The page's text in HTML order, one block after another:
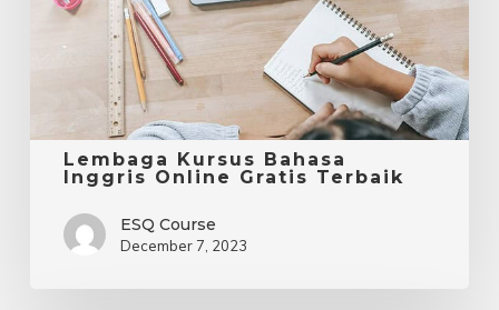
Gratis
Terbaik
Lembaga Kursus Bahasa
Inggris Online Gratis Terbaik
ESQ Course
December 7, 2023